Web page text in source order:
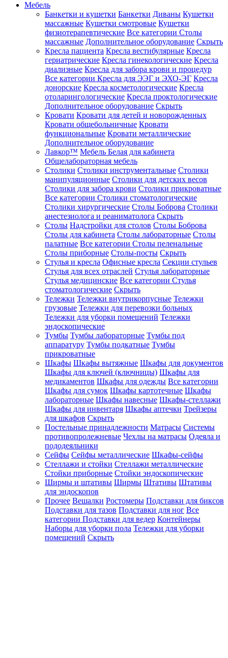
Мебель
Банкетки и кушетки Банкетки Диваны Кушетки
массажные Кушетки смотровые Кушетки
физиотерапевтические Все категории Столы
массажные Дополнительное оборудование Скрыть
Кресла пациента Кресла вестибулярные Кресла
гериатрические Кресла гинекологические Кресла
диализные Кресла для забора крови и процедур
Все категории Кресла для ЭЭГ и ЭХО-ЭГ Кресла
донорские Кресла косметологические Кресла
отоларингологические Кресла проктологические
Дополнительное оборудование Скрыть
Кровати Кровати для детей и новорожденных
Кровати общебольничные Кровати
функциональные Кровати металлические
Дополнительное оборудование
Лавкор™ Мебель Белая для кабинета
Общелабораторная мебель
Столики Столики инструментальные Столики
манипуляционные Столики для детских весов
Столики для забора крови Столики прикроватные
Все категории Столики стоматологические
Столики хирургические Столы Боброва Столики
анестезиолога и реаниматолога Скрыть
Столы Надстройки для столов Столы Боброва
Столы для кабинета Столы лабораторные Столы
палатные Все категории Столы пеленальные
Столы приборные Столы-посты Скрыть
Стулья и кресла Офисные кресла Секции стульев
Стулья для всех отраслей Стулья лабораторные
Стулья медицинские Все категории Стулья
стоматологические Скрыть
Тележки Тележки внутрикорпусные Тележки
грузовые Тележки для перевозки больных
Тележки для уборки помещений Тележки
эндоскопические
Тумбы Тумбы лабораторные Тумбы под
аппаратуру Тумбы подкатные Тумбы
прикроватные
Шкафы Шкафы вытяжные Шкафы для документов
Шкафы для ключей (ключницы) Шкафы для
медикаментов Шкафы для одежды Все категории
Шкафы для сумок Шкафы картотечные Шкафы
лабораторные Шкафы навесные Шкафы-стеллажи
Шкафы для инвентаря Шкафы аптечки Трейзеры
для шкафов Скрыть
Постельные принадлежности Матрасы Системы
противопролежневые Чехлы на матрасы Одеяла и
пододеяльники
Сейфы Сейфы металлические Шкафы-сейфы
Стеллажи и стойки Стеллажи металлические
Стойки приборные Стойки эндоскопические
Ширмы и штативы Ширмы Штативы Штативы
для эндоскопов
Прочее Вешалки Ростомеры Подставки для биксов
Подставки для тазов Подставки для ног Все
категории Подставки для ведер Контейнеры
Наборы для уборки пола Тележки для уборки
помещений Скрыть